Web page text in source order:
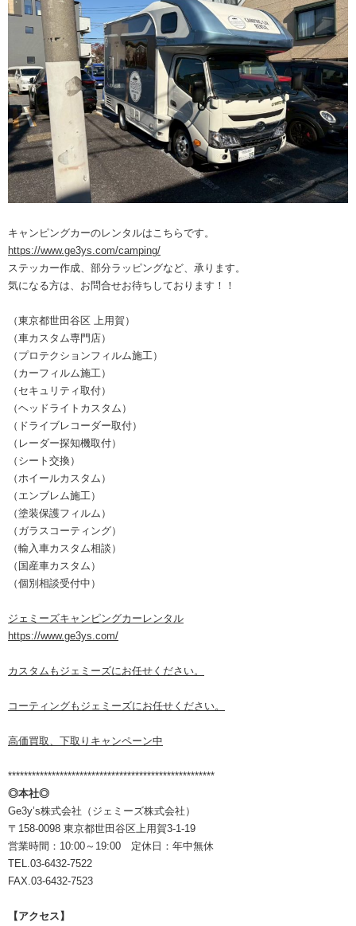
キャンピングカーのレンタルはこちらです。
https://www.ge3ys.com/camping/
ステッカー作成、部分ラッピングなど、承ります。
気になる方は、お問合せお待ちしております！！
（東京都世田谷区 上用賀）
（車カスタム専門店）
（プロテクションフィルム施工）
（カーフィルム施工）
（セキュリティ取付）
（ヘッドライトカスタム）
（ドライブレコーダー取付）
（レーダー探知機取付）
（シート交換）
（ホイールカスタム）
（エンブレム施工）
（塗装保護フィルム）
（ガラスコーティング）
（輸入車カスタム相談）
（国産車カスタム）
（個別相談受付中）
ジェミーズキャンピングカーレンタル
https://www.ge3ys.com/
カスタムもジェミーズにお任せください。
コーティングもジェミーズにお任せください。
高価買取、下取りキャンペーン中
****************************************************
◎本社◎
Ge3y’s株式会社（ジェミーズ株式会社）
〒158-0098 東京都世田谷区上用賀3-1-19
営業時間：10:00～19:00 定休日：年中無休
TEL.03-6432-7522
FAX.03-6432-7523
【アクセス】